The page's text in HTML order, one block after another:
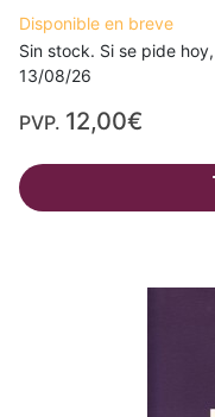
Disponible en breve
Sin stock. Si se pide
13/08/26
PVP. 12,00€